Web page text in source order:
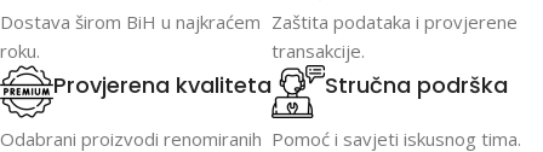
Dostava širom BiH u najkraćem
roku.
Zaštita podataka i provjerene
transakcije.
Provjerena kvaliteta
Odabrani proizvodi renomiranih
Stručna podrška
Pomoć i savjeti iskusnog tima.